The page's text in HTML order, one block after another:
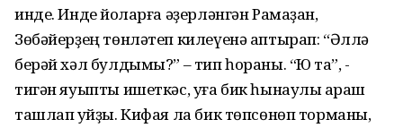
инде. Инде йоҡларға әҙерләнгән Рамаҙан,
Зөбәйерҙең төнләтеп килеүенә аптырап: “Әллә
берәй хәл булдымы?” – тип һораны. “Юҡ та”, -
тигән яуыпты ишеткәс, уға бик һынаулы ҡараш
ташлап ҡуйҙы. Кифая ла бик төпсөнөп торманы,